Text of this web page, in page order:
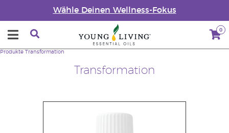
Wähle Deinen Wellness-Fokus
0
Transformation
Produkte Transformation